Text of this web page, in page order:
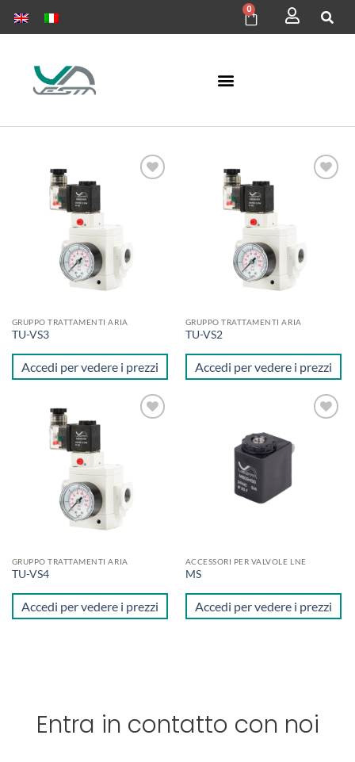
0
GRUPPO TRATTAMENTI ARIA
TU-VS3
Accedi per vedere i prezzi
GRUPPO TRATTAMENTI ARIA
TU-VS2
Accedi per vedere i prezzi
GRUPPO TRATTAMENTI ARIA
TU-VS4
Accedi per vedere i prezzi
ACCESSORI PER VALVOLE LNE
MS
Accedi per vedere i prezzi
Entra in contatto con noi